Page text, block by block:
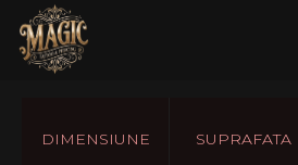
DIMENSIUNE SUPRAFATA